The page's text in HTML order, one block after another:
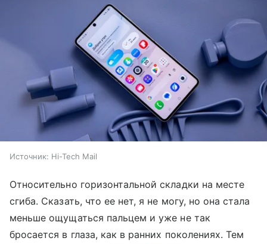
Источник: Hi-Tech Mail
Относительно горизонтальной складки на месте
сгиба. Сказать, что ее нет, я не могу, но она стала
меньше ощущаться пальцем и уже не так
бросается в глаза, как в ранних поколениях. Тем